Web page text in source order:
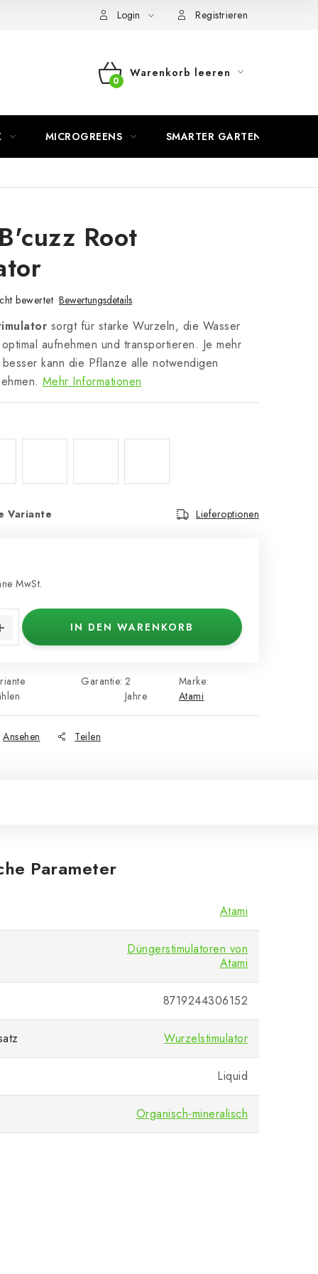
Login Registrieren
WARENKORB
Warenkorb leeren
MICROGREENS SMARTER GARTEN
Root
bewertet Bewertungsdetails
sorgt für starke Wurzeln, die Wasser
aufnehmen und transportieren. Je mehr
kann die Pflanze alle notwendigen
Mehr Informationen
Variante Lieferoptionen
MwSt.
IN DEN WARENKORB
Marke:
Atami
Garantie: 2
Jahre
Ansehen Teilen
Parameter
Atami
Düngerstimulatoren von
Atami
8719244306152
Wurzelstimulator
Liquid
Organisch-mineralisch